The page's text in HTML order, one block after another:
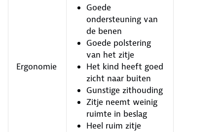
Ergonomie
Goede
ondersteuning van
de benen
Goede polstering
van het zitje
Het kind heeft goed
zicht naar buiten
Gunstige zithouding
Zitje neemt weinig
ruimte in beslag
Heel ruim zitje